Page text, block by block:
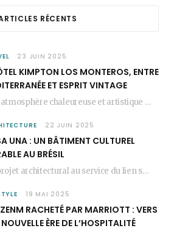
k
a
s
RÉCENTS
23 JUIN 2025
KIMPTON LOS MONTEROS, ENTRE
ET ESPRIT VINTAGE
Une atmosphère chaleureuse et artistique L’Hôtel Kimpton Los Monteros, récemment repensé par EL EQUIPO CREATIVO,…
22 JUIN 2025
UNA : UN BÂTIMENT CULTUREL
AU BRÉSIL
Un projet architectural au service du lien social Casa Una est un bâtiment culturel durable…
19 MAI 2025
RACHETÉ PAR MARRIOTT : VERS
ÈRE DE L’HOSPITALITÉ